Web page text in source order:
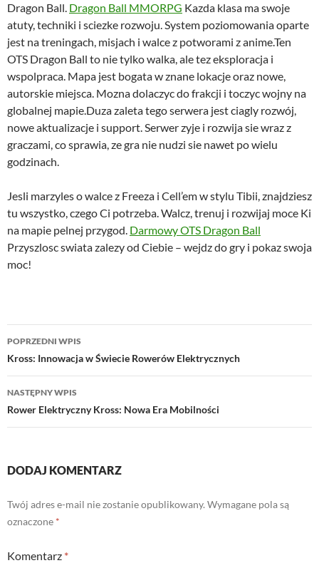
Dragon Ball. Dragon Ball MMORPG Kazda klasa ma swoje
atuty, techniki i sciezke rozwoju. System poziomowania oparte
jest na treningach, misjach i walce z potworami z anime.Ten
OTS Dragon Ball to nie tylko walka, ale tez eksploracja i
wspolpraca. Mapa jest bogata w znane lokacje oraz nowe,
autorskie miejsca. Mozna dolaczyc do frakcji i toczyc wojny na
globalnej mapie.Duza zaleta tego serwera jest ciagly rozwój,
nowe aktualizacje i support. Serwer zyje i rozwija sie wraz z
graczami, co sprawia, ze gra nie nudzi sie nawet po wielu
godzinach.
Jesli marzyles o walce z Freeza i Cell’em w stylu Tibii, znajdziesz
tu wszystko, czego Ci potrzeba. Walcz, trenuj i rozwijaj moce Ki
na mapie pelnej przygod. Darmowy OTS Dragon Ball
Przyszlosc swiata zalezy od Ciebie – wejdz do gry i pokaz swoja
moc!
Nawigacja
wpisu
POPRZEDNI WPIS
Kross: Innowacja w Świecie Rowerów Elektrycznych
NASTĘPNY WPIS
Rower Elektryczny Kross: Nowa Era Mobilności
DODAJ KOMENTARZ
Twój adres e-mail nie zostanie opublikowany. Wymagane pola są
oznaczone *
Komentarz *